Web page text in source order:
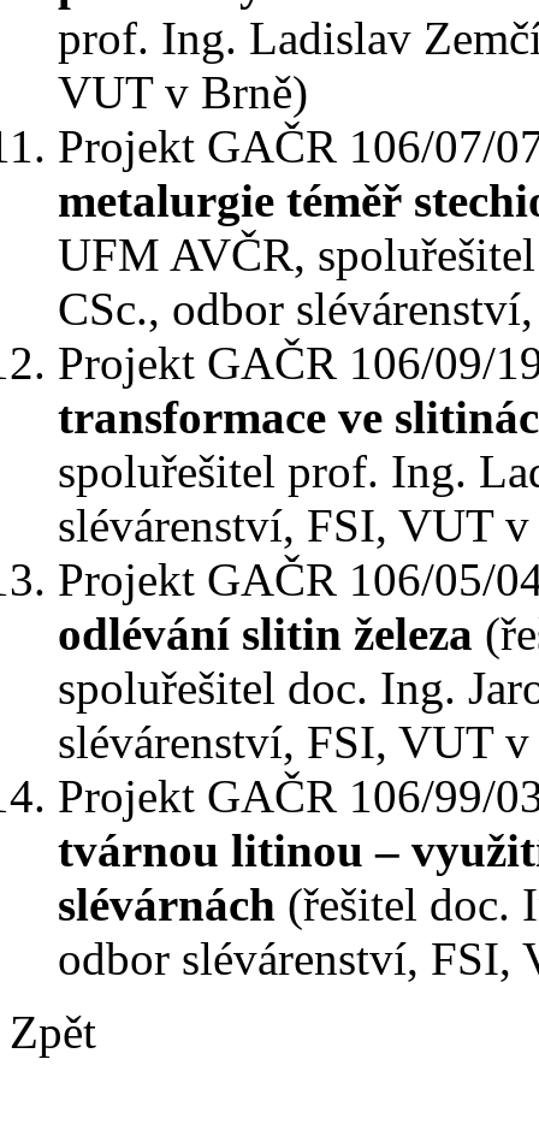
prof. Ing. Ladislav
VUT v Brně)
Projekt GAČR 106/07/
metalurgie téměř
UFM AVČR,
CSc., odbor
Projekt GAČR 106/09/
transformace ve
spoluřešitel prof. Ing.
slévárenství, FSI, VUT
Projekt GAČR 106/05/
odlévání slitin železa
spoluřešitel doc. Ing.
slévárenství, FSI, VUT
Projekt GAČR 106/99/
tvárnou litinou –
slévárnách (řešitel doc.
odbor slévárenství, FSI,
Zpět